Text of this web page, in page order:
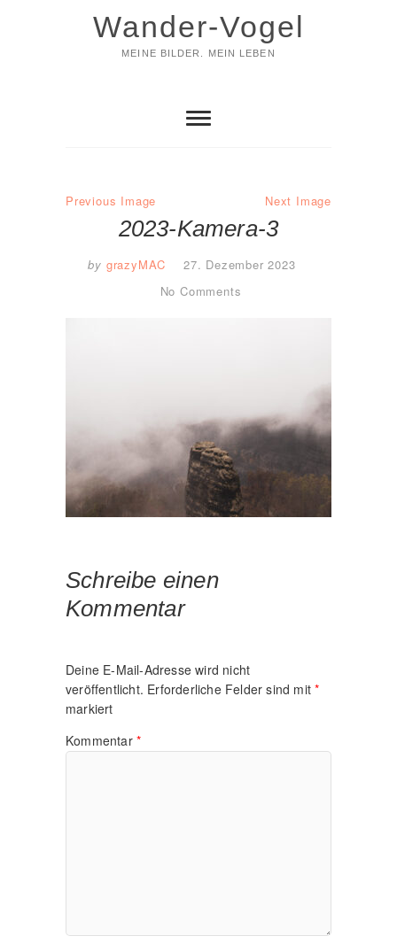
Wander-Vogel
MEINE BILDER. MEIN LEBEN
Previous Image Next Image
2023-Kamera-3
by grazyMAC
27. Dezember 2023
No Comments
Schreibe einen
Kommentar
Deine E-Mail-Adresse wird nicht
veröffentlicht. Erforderliche Felder sind mit*
markiert
Kommentar *